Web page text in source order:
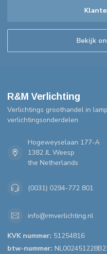
Bekijk
R&M Verlichting
Verlichtings groothandel in
verlichtingsonderdelen
Hogeweyselaan 177-A
1382 JL Weesp
the Netherlands
(0031) 0294-772 801
info@rmverlichting.nl
KVK nummer: 51254816
btw-nummer: